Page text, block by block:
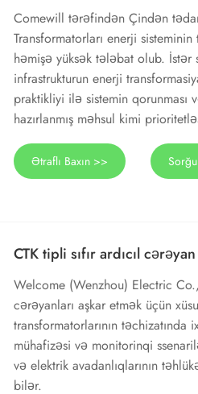
Comewill tərəfindən Çindən
Transformatorları enerji sisteminin
həmişə yüksək tələbat olub.
infrastrukturun enerji
praktikliyi ilə sistemin
hazırlanmış məhsul kimi
Ətraflı Baxın >>
CTK tipli sıfır ardıcıl
Welcome (Wenzhou) Electric
cərəyanları aşkar etmək üçün
transformatorlarının təchizatında
mühafizəsi və monitorinqi
və elektrik avadanlıqlarının
bilər.